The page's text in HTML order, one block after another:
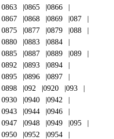
0863
0865
0866
0867
0868 0869
087
0875
0877 0879
088
0880
0883
0884
0885
0887 0889
089
0892
0893
0894
0895
0896
0897
0898
092 0920
093
0930
0940
0942
0943
0944
0946
0947
0948 0949
095
0950
0952
0954